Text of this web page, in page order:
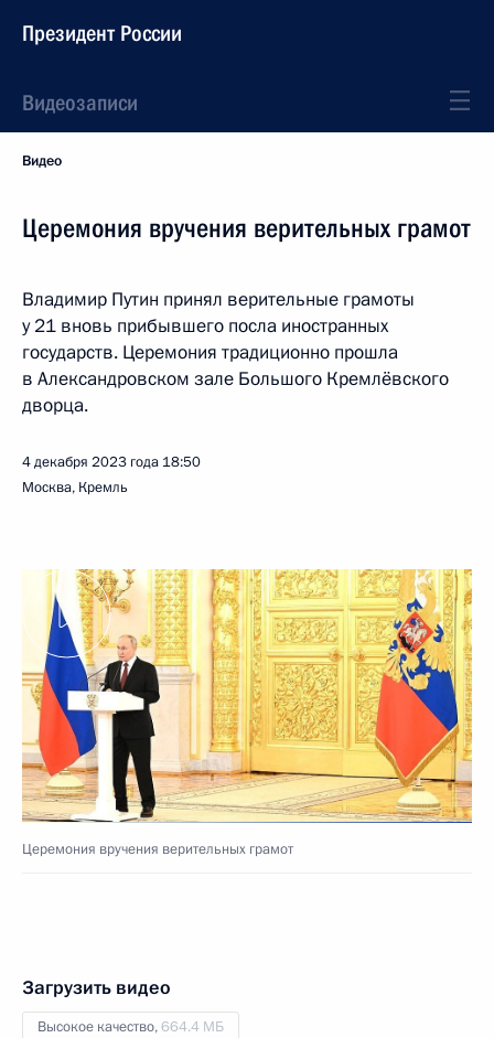
Президент России
Видеозаписи
Видео
Церемония вручения верительных грамот
Владимир Путин принял верительные грамоты
у 21 вновь прибывшего посла иностранных
государств. Церемония традиционно прошла
в Александровском зале Большого Кремлёвского
дворца.
4 декабря 2023 года 18:50
Москва, Кремль
Церемония вручения верительных грамот
Загрузить видео
Высокое качество,664.4 МБ